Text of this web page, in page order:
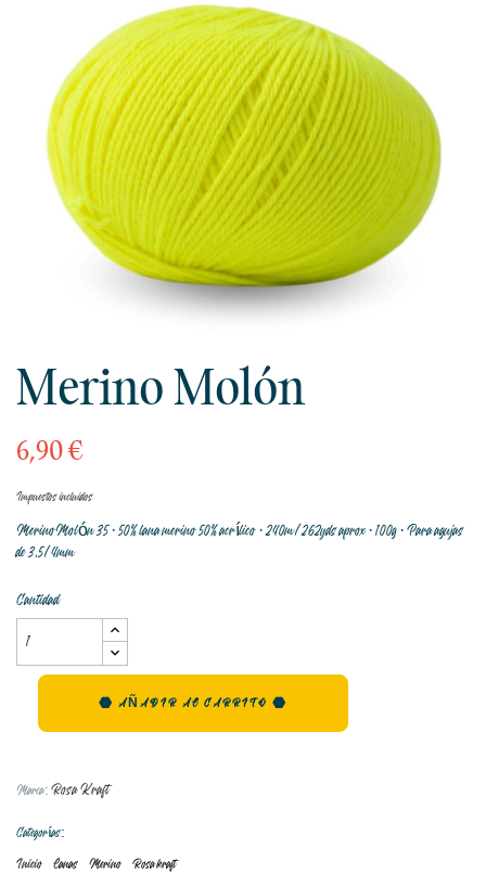
Merino Molón
6,90 €
Impuestos incluidos
MerinoMolón 35 · 50% lana merino 50% acrílico · 240m/262yds aprox · 100g · Para agujas
de 3,5/4mm
Cantidad
AÑADIR AL CARRITO
Marca: Rosa Kraft
Categorías:
Inicio Lanas Merino Rosa kraft